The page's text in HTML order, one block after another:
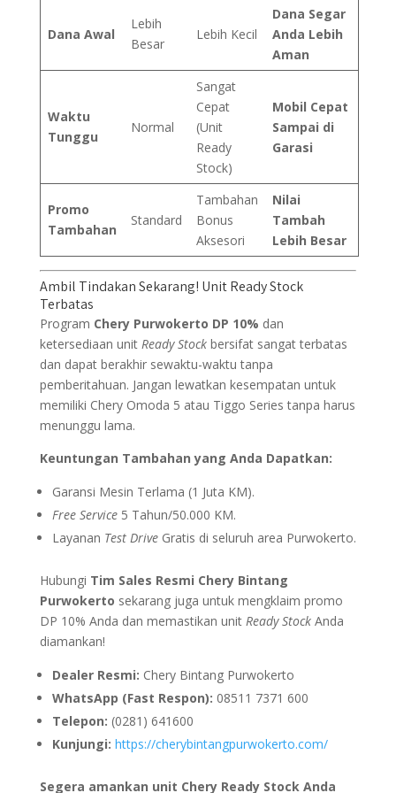
Dana Awal
Lebih
Besar
Lebih Kecil
Dana Segar
Anda Lebih
Aman
Waktu
Tunggu
Normal
Sangat
Cepat
(Unit
Ready
Stock)
Mobil Cepat
Sampai di
Garasi
Promo
Tambahan
Standard
Tambahan
Bonus
Aksesori
Nilai
Tambah
Lebih Besar
Ambil Tindakan Sekarang! Unit Ready Stock
Terbatas
Program Chery Purwokerto DP 10% dan
ketersediaan unit Ready Stockbersifat sangat terbatas
dan dapat berakhir sewaktu-waktu tanpa
pemberitahuan. Jangan lewatkan kesempatan untuk
memiliki Chery Omoda 5 atau Tiggo Series tanpa harus
menunggu lama.
Keuntungan Tambahan yang Anda Dapatkan:
Garansi Mesin Terlama (1 Juta KM).
Free Service5 Tahun/50.000 KM.
Layanan Test DriveGratis di seluruh area Purwokerto.
Hubungi Tim Sales Resmi Chery Bintang
Purwokerto sekarang juga untuk mengklaim promo
DP 10% Anda dan memastikan unit Ready StockAnda
diamankan!
Dealer Resmi: Chery Bintang Purwokerto
WhatsApp (Fast Respon): 08511 7371 600
Telepon: (0281) 641600
Kunjungi: https://cherybintangpurwokerto.com/
Segera amankan unit Chery Ready Stock Anda